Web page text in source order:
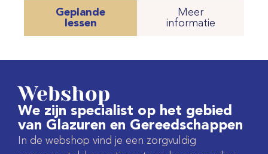
Geplande
lessen
Meer
informatie
Webshop
We zijn specialist op het gebied
van Glazuren en Gereedschappen
In de webshop vind je een zorgvuldig